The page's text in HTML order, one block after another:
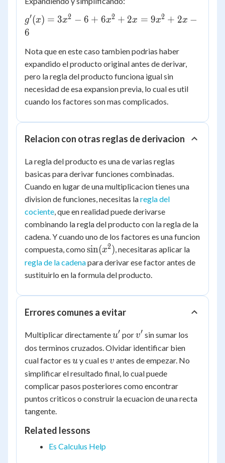
3(x^2
- 2)
+ (3x
+ 1)
(2x)
g'(x)
=
- 6
+
6x^2
+ 2x
=
+ 2x
- 6
g′(x) = 3x2 − 6 + 6x2 + 2x = 9x2 + 2x −
6
Nota que en este caso tambien podrias haber
expandido el producto original antes de derivar,
pero la regla del producto funciona igual sin
necesidad de esa expansion previa, lo cual es util
cuando los factores son mas complicados.
Relacion con otras reglas de derivacion
La regla del producto es una de varias reglas
basicas para derivar funciones combinadas.
Cuando en lugar de una multiplicacion tienes una
division de funciones, necesitas laregla del
cociente , que en realidad puede derivarse
combinando la regla del producto con la regla de la
cadena. Y cuando uno de los factores es una funcion
compuesta, como \sin(x^2)
sin(x2) , necesitaras aplicar la
regla de la cadenapara derivar ese factor antes de
sustituirlo en la formula del producto.
Errores comunes a evitar
Multiplicar directamenteu'
u′ porv'
v′ sin sumar los
dos terminos cruzados. Olvidar identificar bien
cual factor es u
uy cual es v
v antes de empezar. No
simplificar el resultado final, lo cual puede
complicar pasos posteriores como encontrar
puntos criticos o construir la ecuacion de una recta
tangente.
Related lessons
Es Calculus Help